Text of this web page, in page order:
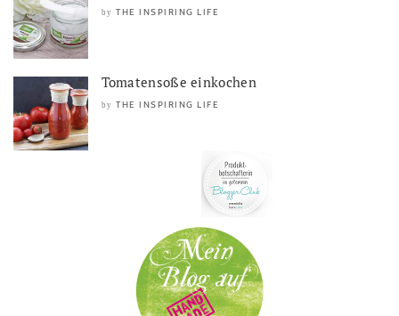
by THE INSPIRING LIFE
Tomatensoße einkochen
by THE INSPIRING LIFE